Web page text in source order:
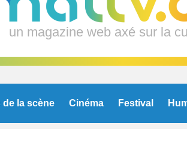
un magazine web axé sur la
de la scène Cinéma Festival